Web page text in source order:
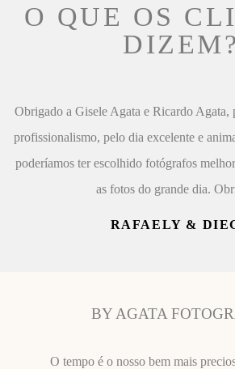
O QUE OS
DIZEM?
Obrigado a Gisele Agata e Ricardo Agata,
profissionalismo, pelo dia excelente e
poderíamos ter escolhido fotógrafos
as fotos do grande dia.
RAFAELY &
BY AGATA
O tempo é o nosso bem mais